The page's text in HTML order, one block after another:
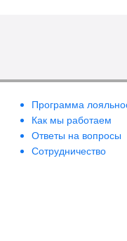
Программа
Как мы работаем
Ответы на вопросы
Сотрудничество